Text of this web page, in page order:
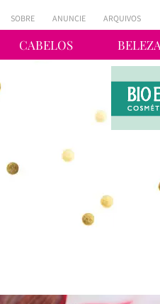
CABELOS BELEZA
SOBRE ANUNCIE ARQUIVOS